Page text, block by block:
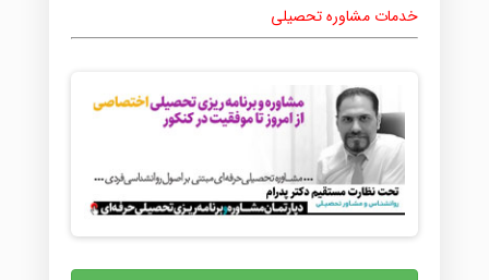
خدمات مشاوره تحصیلی